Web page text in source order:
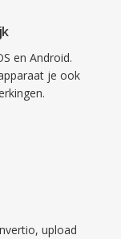
en Android.
je ook
upload